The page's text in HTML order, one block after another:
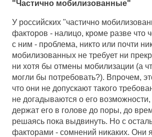
"Частично мобилизованные"
У российских "частично
факторов - налицо, кроме разве что
с ним - проблема, никто или почти
мобилизованных не требует ни
ни хотя бы отмены мобилизации (а
могли бы потребовать?). Впрочем,
что они не допускают такого
не догадываются о его
держат его в голове до поры, до
решаясь пока выдвинуть. Но с
факторами - сомнений никаких. Они